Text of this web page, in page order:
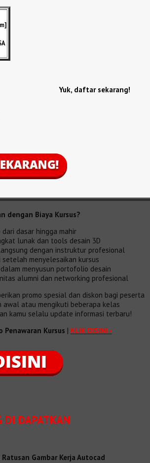
Yuk, daftar sekarang!
dengan Biaya Kursus?
dasar hingga mahir
lunak dan tools desain 3D
dengan instruktur profesional
menyelesaikan kursus
dalam menyusun portofolio desain
alumni dan networking profesional
promo spesial dan diskon bagi peserta
atau mengikuti beberapa kelas
kamu selalu update informasi terbaru!
Penawaran Kursus | KLIK DISINI ›
DI DAPATKAN
Gambar Kerja Autocad